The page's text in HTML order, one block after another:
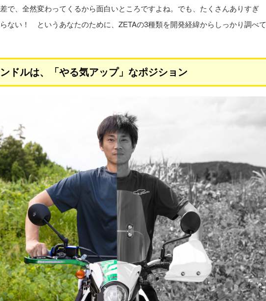
差で、全然変わってくるから面白いところですよね。でも、たくさんありすぎ
ない！ というあなたのために、ZETAの3種類を開発経緯からしっかり調べて
ドルは、「やる気アップ」なポジション